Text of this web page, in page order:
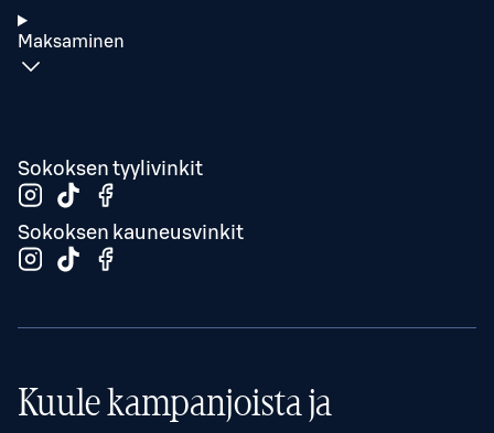
Maksaminen
Sokoksen tyylivinkit
Sokoksen kauneusvinkit
Kuule kampanjoista ja